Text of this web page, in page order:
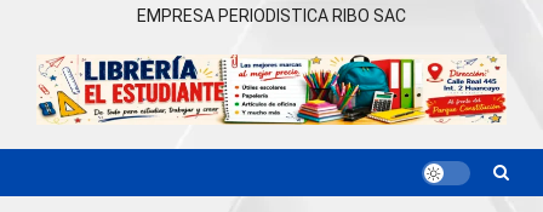
EMPRESA PERIODISTICA RIBO SAC